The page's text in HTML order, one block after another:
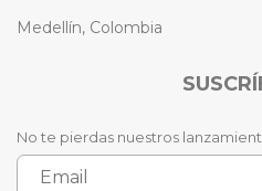
Medellín, Colombia
No te pierdas nuestros